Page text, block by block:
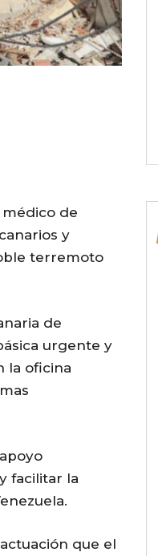
médico de
y
terremoto
de
urgente y
la oficina
facilitar la
que el